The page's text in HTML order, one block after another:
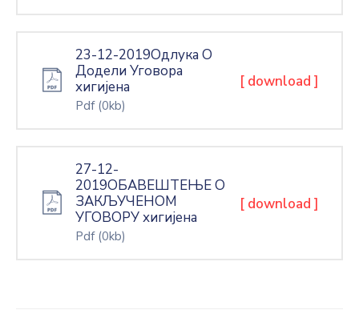
23-12-2019Одлука О
Додели Уговора
хигијена
Pdf (0kb)
[ download ]
27-12-
2019ОБАВЕШТЕЊЕ О
ЗАКЉУЧЕНОМ
УГОВОРУ хигијена
Pdf (0kb)
[ download ]